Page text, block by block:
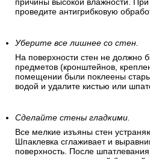
На стенах, которые имеют
появляться капли влаги, запах
проведите антигрибковую
Уберите все лишнее со стен.
На поверхности стен не должно
водой и удалите кистью или
Сделайте стены гладкими.